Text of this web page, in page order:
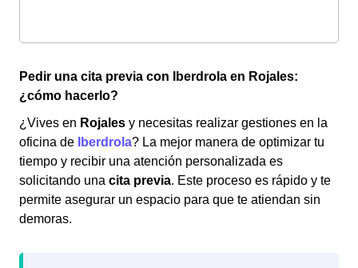
Pedir una cita previa con Iberdrola en Rojales:
¿cómo hacerlo?
¿Vives en Rojales y necesitas realizar gestiones en la
oficina de
Iberdrola? La mejor manera de optimizar tu
tiempo y recibir una atención personalizada es
solicitando una cita previa. Este proceso es rápido y te
permite asegurar un espacio para que te atiendan sin
demoras.